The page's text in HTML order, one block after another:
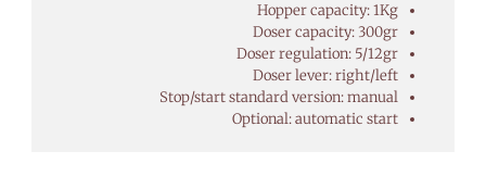
Hopper capacity: 1Kg
Doser capacity: 300gr
Doser regulation: 5/12gr
Doser lever: right/left
Stop/start standard version: manual
Optional: automatic start